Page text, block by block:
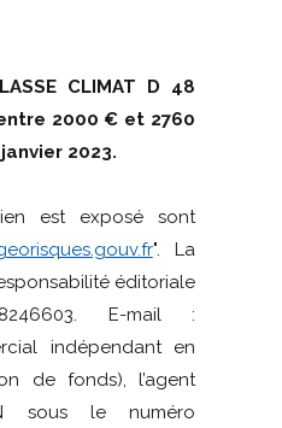
CLIMAT D 48
2000 € et 2760
2023.
est exposé sont
". La
éditoriale
E-mail :
indépendant en
de fonds), l’agent
sous le numéro